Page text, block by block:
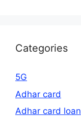
Categories
5G
Adhar card
Adhar card loan